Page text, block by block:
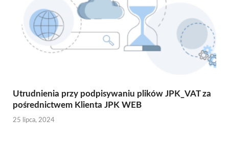
Utrudnienia przy podpisywaniu plików JPK_VAT za
pośrednictwem Klienta JPK WEB
25 lipca, 2024